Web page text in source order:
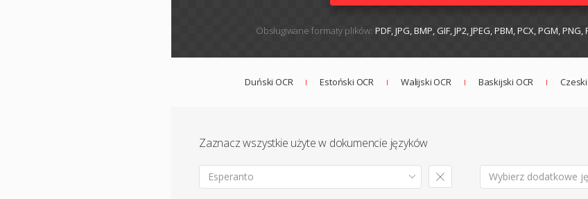
Obsługiwane formaty plików: PDF, JPG, BMP, GIF, JP2, JPEG, PBM, PCX, PGM,
Duński OCR Estoński OCR Walijski OCR Baskijski OCR Czeski
Zaznacz wszystkie użyte w dokumencie języków
Esperanto Wybierz dodatkowe